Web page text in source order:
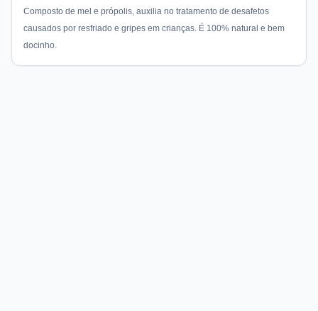
Composto de mel e própolis, auxilia no tratamento de desafetos
causados por resfriado e gripes em crianças. É 100% natural e bem
docinho.